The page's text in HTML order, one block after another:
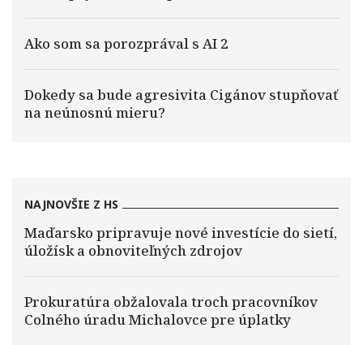
Ako som sa porozprával s AI 2
Dokedy sa bude agresivita Cigánov stupňovať
na neúnosnú mieru?
NAJNOVŠIE Z HS
Maďarsko pripravuje nové investície do sietí,
úložísk a obnoviteľných zdrojov
Prokuratúra obžalovala troch pracovníkov
Colného úradu Michalovce pre úplatky